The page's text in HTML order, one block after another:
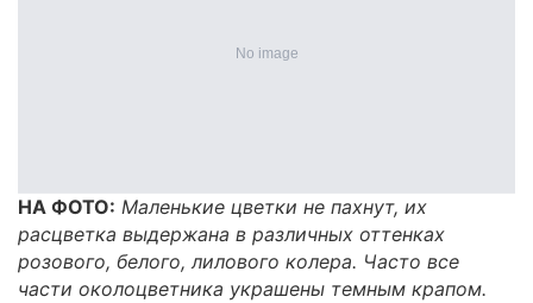
НА ФОТО: Маленькие цветки не пахнут, их
расцветка выдержана в различных оттенках
розового, белого, лилового колера. Часто все
части околоцветника украшены темным крапом.